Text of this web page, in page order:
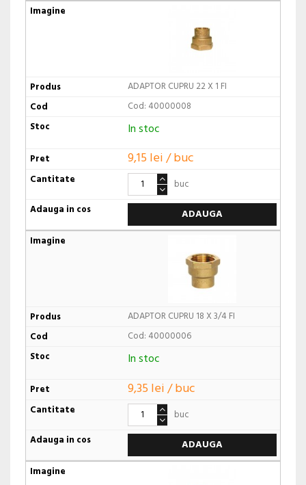
ADAPTOR CUPRU 22 X 1 FI
Cod: 40000008
In stoc
9,15 lei / buc
buc
ADAUGA
ADAPTOR CUPRU 18 X 3/4 FI
Cod: 40000006
In stoc
9,35 lei / buc
buc
ADAUGA